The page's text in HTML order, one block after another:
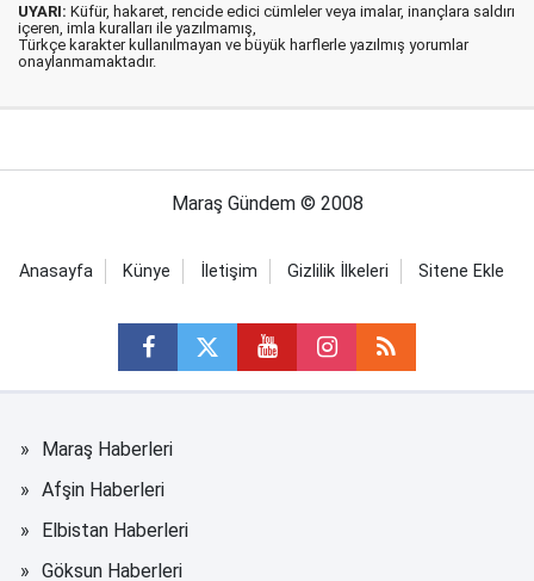
UYARI: Küfür, hakaret, rencide edici cümleler veya imalar, inançlara saldırı
içeren, imla kuralları ile yazılmamış,
Türkçe karakter kullanılmayan ve büyük harflerle yazılmış yorumlar
onaylanmamaktadır.
Maraş Gündem © 2008
Anasayfa Künye İletişim Gizlilik İlkeleri Sitene Ekle
Maraş Haberleri
Afşin Haberleri
Elbistan Haberleri
Göksun Haberleri